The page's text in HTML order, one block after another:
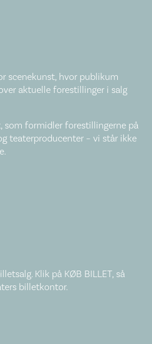
scenekunst, hvor publikum
aktuelle forestillinger i salg
som formidler forestillingerne på
teaterproducenter – vi står ikke
Klik på KØB BILLET, så
billetkontor.